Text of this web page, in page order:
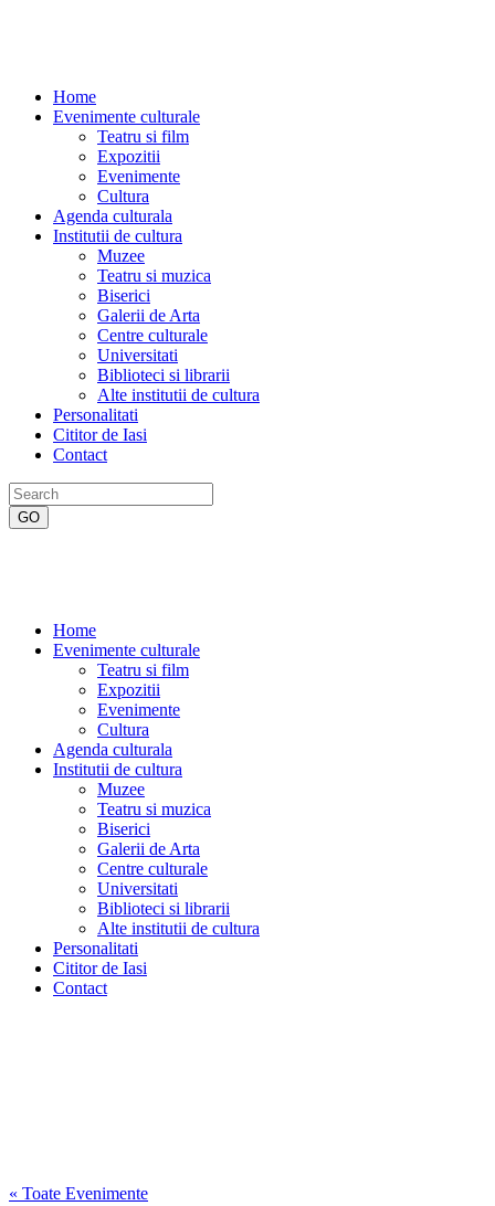
Home
Evenimente culturale
Teatru si film
Expozitii
Evenimente
Cultura
Agenda culturala
Institutii de cultura
Muzee
Teatru si muzica
Biserici
Galerii de Arta
Centre culturale
Universitati
Biblioteci si librarii
Alte institutii de cultura
Personalitati
Cititor de Iasi
Contact
Home
Evenimente culturale
Teatru si film
Expozitii
Evenimente
Cultura
Agenda culturala
Institutii de cultura
Muzee
Teatru si muzica
Biserici
Galerii de Arta
Centre culturale
Universitati
Biblioteci si librarii
Alte institutii de cultura
Personalitati
Cititor de Iasi
Contact
« Toate Evenimente